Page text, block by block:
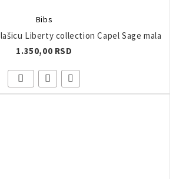
Bibs
Liberty collection Capel Sage mala
1.350,00 RSD